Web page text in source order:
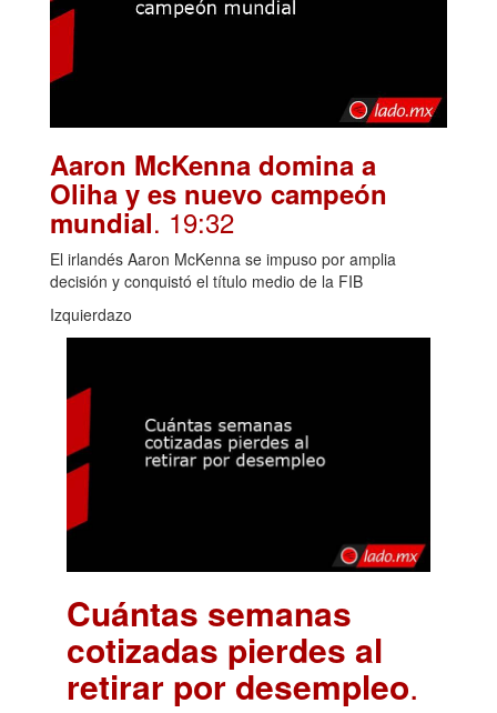
Aaron McKenna domina a
Oliha y es nuevo campeón
mundial. 19:32
El irlandés Aaron McKenna se impuso por amplia
decisión y conquistó el título medio de la FIB
Izquierdazo
Cuántas semanas
cotizadas pierdes al
retirar por desempleo.